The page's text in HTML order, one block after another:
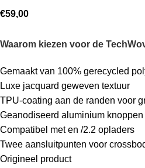
€59,00
Waarom kiezen voor de
Gemaakt van 100% gerecycled
Luxe jacquard geweven textuur
TPU-coating aan de randen voor
Geanodiseerd aluminium
Compatibel met en /2.2 opladers
Twee aansluitpunten voor
Origineel product